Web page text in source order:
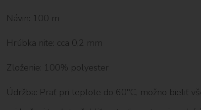
Návin: 100 m
Hrúbka nite: cca 0,2 mm
Zloženie: 100% polyester
Údržba: Prať pri teplote do 60°C, možno bieliť